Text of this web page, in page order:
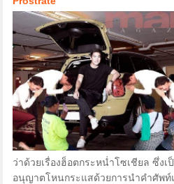
ว่าด้วยเรื่องฮ็อตกระหน่ำโซเชียล ซึ่ง
อนุญาตโหนกระแสด้วยการนำคำศัพ